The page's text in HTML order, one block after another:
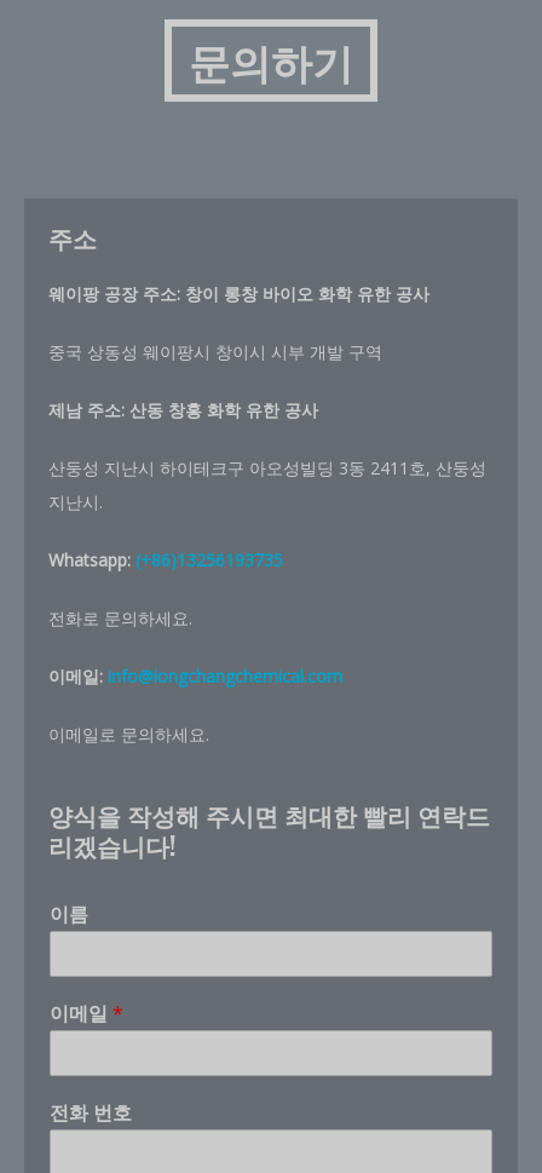
문의하기
주소
웨이팡 공장 주소: 창이 롱창 바이오 화학 유한 공사
중국 상동성 웨이팡시 창이시 시부 개발 구역
제남 주소: 산동 창홍 화학 유한 공사
산둥성 지난시 하이테크구 아오성빌딩 3동 2411호, 산둥성
지난시.
Whatsapp: (+86)13256193735
전화로 문의하세요.
이메일: info@longchangchemical.com
이메일로 문의하세요.
양식을 작성해 주시면 최대한 빨리 연락드
리겠습니다!
이름
이메일 *
전화 번호